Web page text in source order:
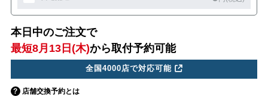
本日中のご注文で
最短8月13日(木)から取付予約可能
全国4000店で対応可能
店舗交換予約とは